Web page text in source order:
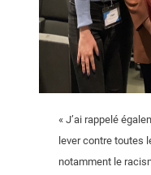
« J’ai rappelé
lever contre toutes
notamment le